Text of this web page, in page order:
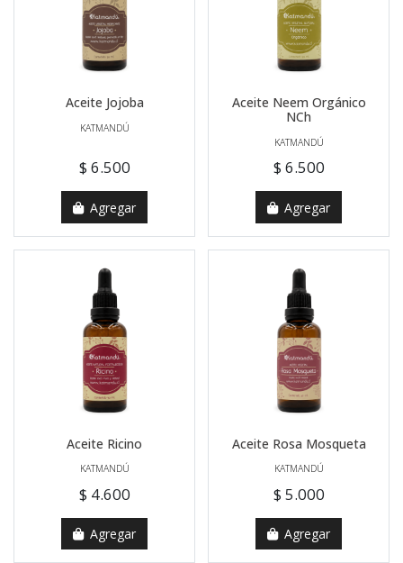
Aceite Jojoba
KATMANDÚ
$ 6.500
Agregar
Aceite Neem Orgánico
NCh
KATMANDÚ
$ 6.500
Agregar
Aceite Ricino
KATMANDÚ
$ 4.600
Agregar
Aceite Rosa Mosqueta
KATMANDÚ
$ 5.000
Agregar